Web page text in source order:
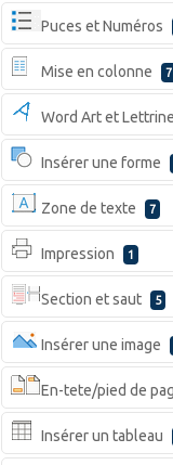
Puces et Numéros
Mise en colonne 7
Word Art et Lettrine
Insérer une forme
Zone de texte 7
Impression 1
Section et saut 5
Insérer une image
En-tete/pied de
Insérer un tableau